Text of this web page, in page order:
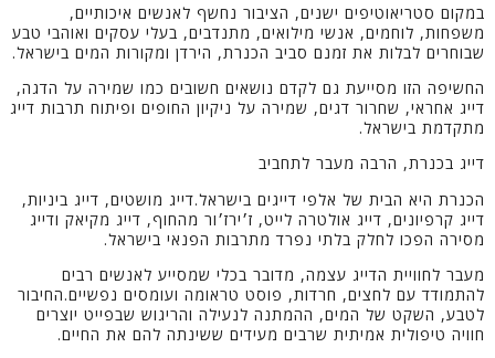
במקום סטריאוטיפים ישנים, הציבור נחשף לאנשים איכותיים,
משפחות, לוחמים, אנשי מילואים, מתנדבים, בעלי עסקים ואוהבי טבע
שבוחרים לבלות את זמנם סביב הכנרת, הירדן ומקורות המים בישראל.
החשיפה הזו מסייעת גם לקדם נושאים חשובים כמו שמירה על הדגה,
דייג אחראי, שחרור דגים, שמירה על ניקיון החופים ופיתוח תרבות דייג
מתקדמת בישראל.
דייג בכנרת, הרבה מעבר לתחביב
הכנרת היא הבית של אלפי דייגים בישראל.דייג מושטים, דייג ביניות,
דייג קרפיונים, דייג אולטרה לייט, ז׳ירז׳ור מהחוף, דייג מקיאק ודייג
מסירה הפכו לחלק בלתי נפרד מתרבות הפנאי בישראל.
מעבר לחוויית הדייג עצמה, מדובר בכלי שמסייע לאנשים רבים
להתמודד עם לחצים, חרדות, פוסט טראומה ועומסים נפשיים.החיבור
לטבע, השקט של המים, ההמתנה לנעילה והריגוש שבפייט יוצרים
חוויה טיפולית אמיתית שרבים מעידים ששינתה להם את החיים.